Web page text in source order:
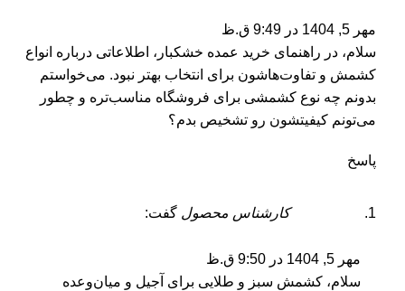
مهر 5, 1404 در 9:49 ق.ظ
سلام، در راهنمای خرید عمده خشکبار، اطلاعاتی درباره انواع
کشمش و تفاوت‌هاشون برای انتخاب بهتر نبود. می‌خواستم
بدونم چه نوع کشمشی برای فروشگاه مناسب‌تره و چطور
می‌تونم کیفیتشون رو تشخیص بدم؟
پاسخ
کارشناس محصول گفت:
مهر 5, 1404 در 9:50 ق.ظ
سلام، کشمش سبز و طلایی برای آجیل و میان‌وعده